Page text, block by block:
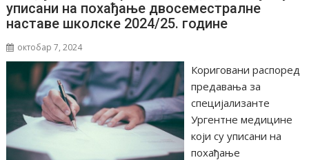
уписани на похађање двосеместралне
наставе школске 2024/25. године
октобар 7, 2024
Кориговани распоред
предавања за
специјализанте
Ургентне медицине
који су уписани на
похађање